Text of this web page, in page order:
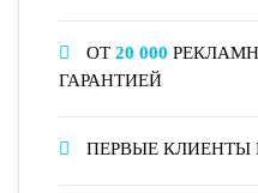
ОТ 20 000
ГАРАНТИЕЙ
ПЕРВЫЕ КЛИЕНТЫ